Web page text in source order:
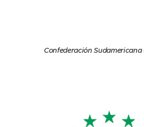
Confederación